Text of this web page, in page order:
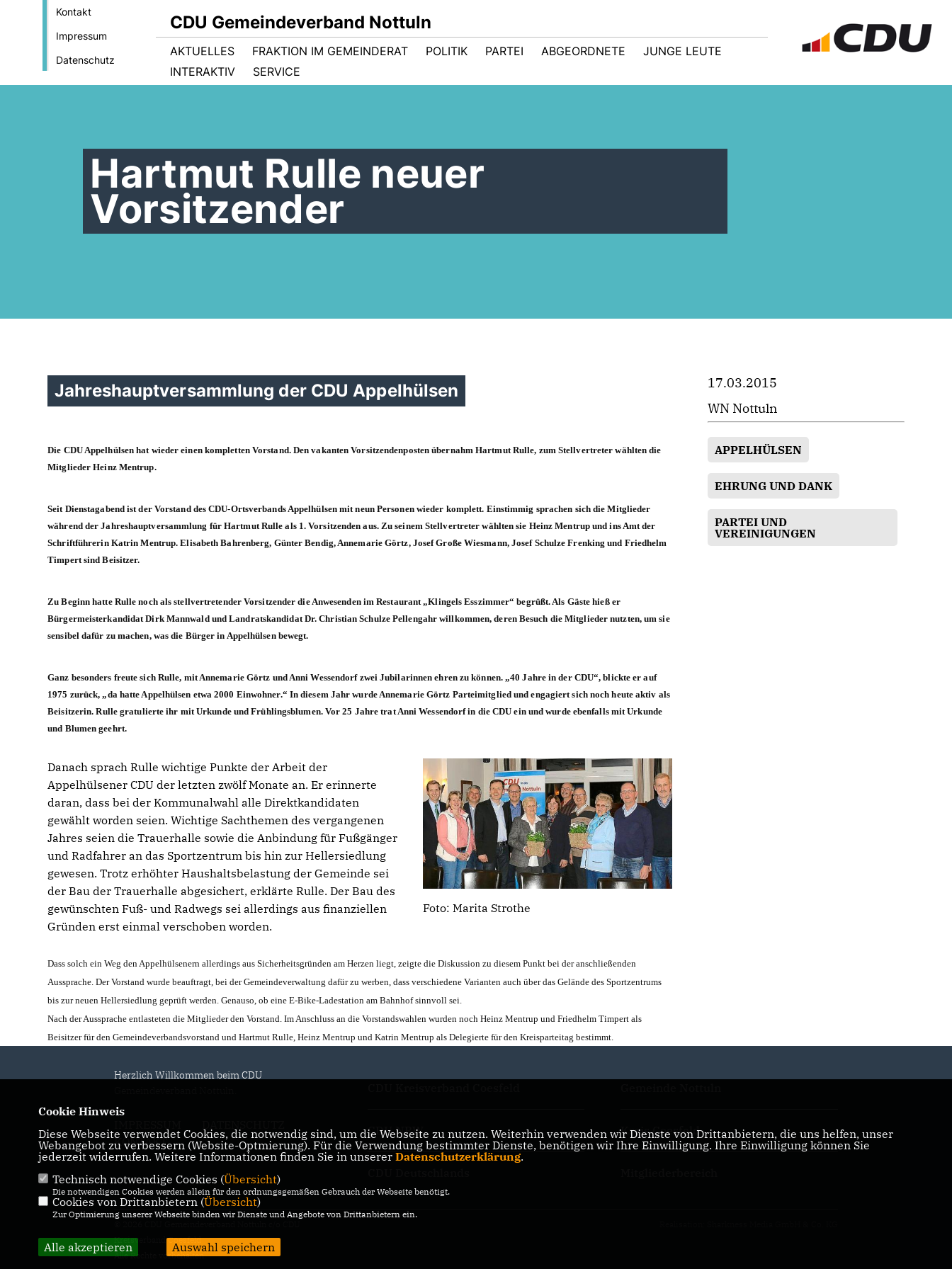
Kontakt
Impressum
Datenschutz
CDU Gemeindeverband Nottuln
AKTUELLES FRAKTION IM GEMEINDERAT POLITIK PARTEI ABGEORDNETE
JUNGE LEUTE
INTERAKTIV
SERVICE
Hartmut Rulle neuer
Vorsitzender
Jahreshauptversammlung der CDU Appelhülsen
Die CDU Appelhülsen hat wieder einen kompletten Vorstand. Den vakanten Vorsitzendenposten übernahm Hartmut Rulle, zum Stellvertreter wählten die
Mitglieder Heinz Mentrup.
Seit Dienstagabend ist der Vorstand des CDU-Ortsverbands Appelhülsen mit neun Personen wieder komplett. Einstimmig sprachen sich die Mitglieder
während der Jahreshauptversammlung für Hartmut Rulle als 1. Vorsitzenden aus. Zu seinem Stellvertreter wählten sie Heinz Mentrup und ins Amt der
Schriftführerin Katrin Mentrup. Elisabeth Bahrenberg, Günter Bendig, Annemarie Görtz, Josef Große Wiesmann, Josef Schulze Frenking und Friedhelm
Timpert sind Beisitzer.
Zu Beginn hatte Rulle noch als stellvertretender Vorsitzender die Anwesenden im Restaurant „Klingels Esszimmer“ begrüßt. Als Gäste hieß er
Bürgermeisterkandidat Dirk Mannwald und Landratskandidat Dr. Christian Schulze Pellengahr willkommen, deren Besuch die Mitglieder nutzten, um sie
sensibel dafür zu machen, was die Bürger in Appelhülsen bewegt.
Ganz besonders freute sich Rulle, mit Annemarie Görtz und Anni Wessendorf zwei Jubilarinnen ehren zu können. „40 Jahre in der CDU“, blickte er auf
1975 zurück, „da hatte Appelhülsen etwa 2000 Einwohner.“ In diesem Jahr wurde Annemarie Görtz Parteimitglied und engagiert sich noch heute aktiv als
Beisitzerin. Rulle gratulierte ihr mit Urkunde und Frühlingsblumen. Vor 25 Jahre trat Anni Wessendorf in die CDU ein und wurde ebenfalls mit Urkunde
und Blumen geehrt.
Foto: Marita Strothe
Danach sprach Rulle wichtige Punkte der Arbeit der
Appelhülsener CDU der letzten zwölf Monate an. Er erinnerte
daran, dass bei der Kommunalwahl alle Direktkandidaten
gewählt worden seien. Wichtige Sachthemen des vergangenen
Jahres seien die Trauerhalle sowie die Anbindung für Fußgänger
und Radfahrer an das Sportzentrum bis hin zur Hellersiedlung
gewesen. Trotz erhöhter Haushaltsbelastung der Gemeinde sei
der Bau der Trauerhalle abgesichert, erklärte Rulle. Der Bau des
gewünschten Fuß- und Radwegs sei allerdings aus finanziellen
Gründen erst einmal verschoben worden.
Dass solch ein Weg den Appelhülsenern allerdings aus Sicherheitsgründen am Herzen liegt, zeigte die Diskussion zu diesem Punkt bei der anschließenden
Aussprache. Der Vorstand wurde beauftragt, bei der Gemeindeverwaltung dafür zu werben, dass verschiedene Varianten auch über das Gelände des Sportzentrums
bis zur neuen Hellersiedlung geprüft werden. Genauso, ob eine E-Bike-Ladestation am Bahnhof sinnvoll sei.
Nach der Aussprache entlasteten die Mitglieder den Vorstand. Im Anschluss an die Vorstandswahlen wurden noch Heinz Mentrup und Friedhelm Timpert als
Beisitzer für den Gemeindeverbandsvorstand und Hartmut Rulle, Heinz Mentrup und Katrin Mentrup als Delegierte für den Kreisparteitag bestimmt.
17.03.2015
WN Nottuln
APPELHÜLSEN
EHRUNG UND DANK
PARTEI UND
VEREINIGUNGEN
Herzlich Willkommen beim CDU
KONTAKT
CDU NRW Kreis Coesfeld
Kreisverband Coesfeld
Alle Rechte vorbehalten.
Cookie Hinweis
Diese Webseite verwendet Cookies, die notwendig sind, um die Webseite zu nutzen. Weiterhin verwenden wir Dienste von Drittanbietern, die uns helfen, unser
Webangebot zu verbessern (Website-Optmierung). Für die Verwendung bestimmter Dienste, benötigen wir Ihre Einwilligung. Ihre Einwilligung können Sie
jederzeit widerrufen. Weitere Informationen finden Sie in unserer Datenschutzerklärung.
Technisch notwendige Cookies (Übersicht)
Die notwendigen Cookies werden allein für den ordnungsgemäßen Gebrauch der Webseite benötigt.
Cookies von Drittanbietern (Übersicht)
Zur Optimierung unserer Webseite binden wir Dienste und Angebote von Drittanbietern ein.
Alle akzeptieren Auswahl speichern